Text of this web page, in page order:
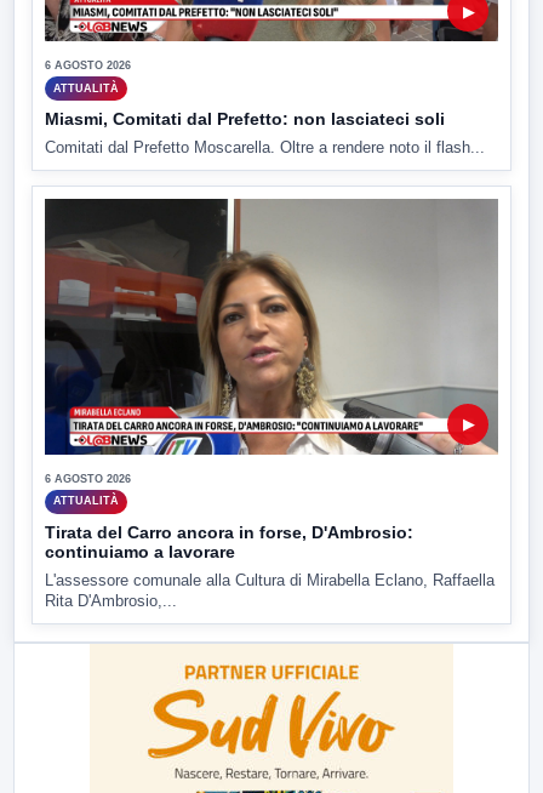
▶
6 AGOSTO 2026
ATTUALITÀ
Miasmi, Comitati dal Prefetto: non lasciateci soli
Comitati dal Prefetto Moscarella. Oltre a rendere noto il flash...
▶
6 AGOSTO 2026
ATTUALITÀ
Tirata del Carro ancora in forse, D'Ambrosio:
continuiamo a lavorare
L'assessore comunale alla Cultura di Mirabella Eclano, Raffaella
Rita D'Ambrosio,...